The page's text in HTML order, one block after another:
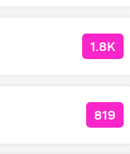
1.8K
819